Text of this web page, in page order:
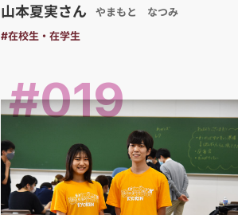
山本夏実さん やまもと なつみ
#在校生・在学生
#019